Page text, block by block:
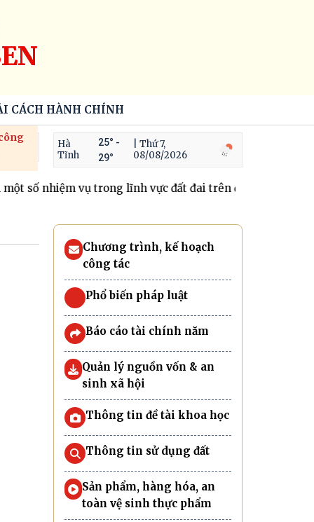
CÁCH HÀNH CHÍNH
Hà
Tĩnh
25° -
29°
| Thứ 7,
08/08/2026
số nhiệm vụ trong lĩnh vực đất đai trên địa bàn tỉnh (Phần
Chương trình, kế hoạch
công tác
Phổ biến pháp luật
Báo cáo tài chính năm
Quản lý nguồn vốn & an
sinh xã hội
Thông tin đề tài khoa học
Thông tin sử dụng đất
Sản phẩm, hàng hóa, an
toàn vệ sinh thực phẩm